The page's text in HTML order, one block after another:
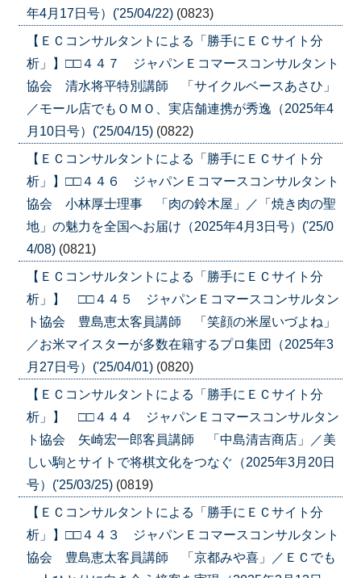
年4月17日号）('25/04/22) (0823)
【ＥＣコンサルタントによる「勝手にＥＣサイト分
析」】□□４４７ ジャパンＥコマースコンサルタント
協会 清水将平特別講師 「サイクルベースあさひ」
／モール店でもＯＭＯ、実店舗連携が秀逸（2025年4
月10日号）('25/04/15) (0822)
【ＥＣコンサルタントによる「勝手にＥＣサイト分
析」】□□４４６ ジャパンＥコマースコンサルタント
協会 小林厚士理事 「肉の鈴木屋」／「焼き肉の聖
地」の魅力を全国へお届け（2025年4月3日号）('25/0
4/08) (0821)
【ＥＣコンサルタントによる「勝手にＥＣサイト分
析」】 □□４４５ ジャパンＥコマースコンサルタン
ト協会 豊島恵太客員講師 「笑顔の米屋いづよね」
／お米マイスターが多数在籍するプロ集団（2025年3
月27日号）('25/04/01) (0820)
【ＥＣコンサルタントによる「勝手にＥＣサイト分
析」】 □□４４４ ジャパンＥコマースコンサルタン
ト協会 矢崎宏一郎客員講師 「中島清吉商店」／美
しい駒とサイトで将棋文化をつなぐ（2025年3月20日
号）('25/03/25) (0819)
【ＥＣコンサルタントによる「勝手にＥＣサイト分
析」】□□４４３ ジャパンＥコマースコンサルタント
協会 豊島恵太客員講師 「京都みや喜」／ＥＣでも